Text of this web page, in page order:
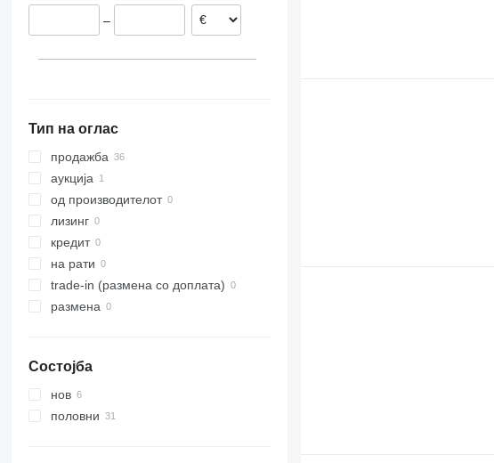
–
Тип на оглас
продажба
аукција
од производителот
лизинг
кредит
на рати
trade-in (размена со доплата)
размена
Состојба
нов
половни